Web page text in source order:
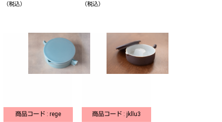
（税込） （税込）
商品コード : rege 商品コード : jkllu3